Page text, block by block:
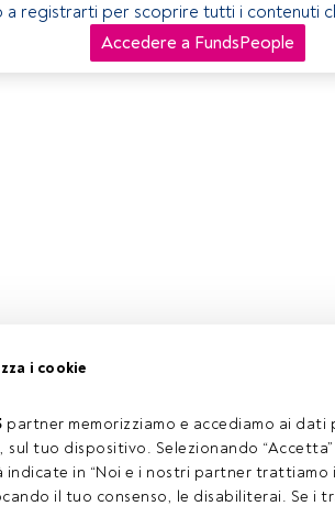
i cookie
partner memorizziamo e accediamo ai
tuo dispositivo. Selezionando
in “Noi e i nostri partner trattiamo
il tuo consenso, le disabiliterai. Se
a registrarti per scoprire tutti i contenuti
Accedere a FundsPeople